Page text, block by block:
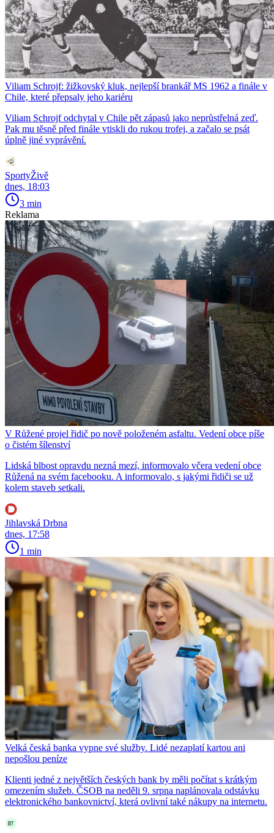
Viliam Schrojf: žižkovský kluk, nejlepší brankář MS 1962 a finále v
Chile, které přepsaly jeho kariéru
Viliam Schrojf odchytal v Chile pět zápasů jako neprůstřelná zeď.
Pak mu těsně před finále vtiskli do rukou trofej, a začalo se psát
úplně jiné vyprávění.
SportyŽivě
dnes, 18:03
3 min
Reklama
V Růžené projel řidič po nově položeném asfaltu. Vedení obce píše
o čistém šílenství
Lidská blbost opravdu nezná mezí, informovalo včera vedení obce
Růžená na svém facebooku. A informovalo, s jakými řidiči se už
kolem staveb setkali.
Jihlavská Drbna
dnes, 17:58
1 min
Velká česká banka vypne své služby. Lidé nezaplatí kartou ani
nepošlou peníze
Klienti jedné z největších českých bank by měli počítat s krátkým
omezením služeb. ČSOB na neděli 9. srpna naplánovala odstávku
elektronického bankovnictví, která ovlivní také nákupy na internetu.